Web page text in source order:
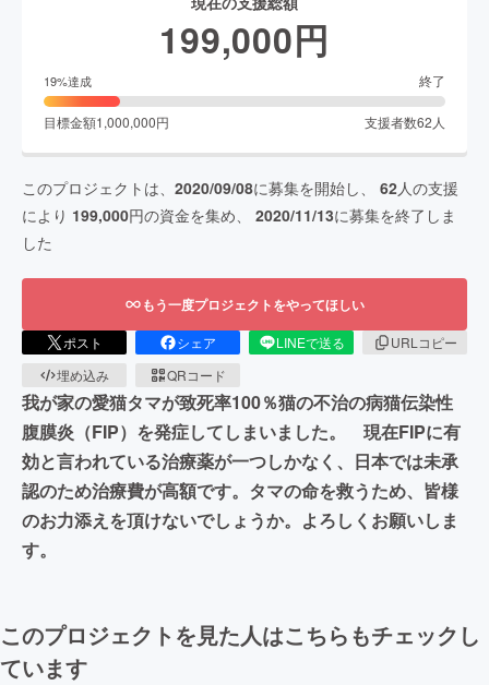
199,000円
19%達成 終了
目標金額1,000,000円 支援者数62 人
このプロジェクトは、 2020/09/08に募集を開始し、 62人の支援
により 199,000円の資金を集め、 2020/11/13に募集を終了しま
した
もう一度プロジェクトをやってほしい
ポスト シェア LINEで送る
URLコピー
埋め込み
QRコード
我が家の愛猫タマが致死率100％猫の不治の病猫伝染性
腹膜炎（FIP）を発症してしまいました。 現在FIPに有
効と言われている治療薬が一つしかなく、日本では未承
認のため治療費が高額です。タマの命を救うため、皆様
のお力添えを頂けないでしょうか。よろしくお願いしま
す。
このプロジェクトを見た人はこちらもチェックし
ています